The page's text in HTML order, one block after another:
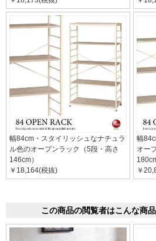
幅84cm・スタイリッシュなナチュラ
ル色のオープンラック（5段・高さ
146cm）
￥18,164(税抜)
幅
オー
￥
この商品の閲覧者はこんな商